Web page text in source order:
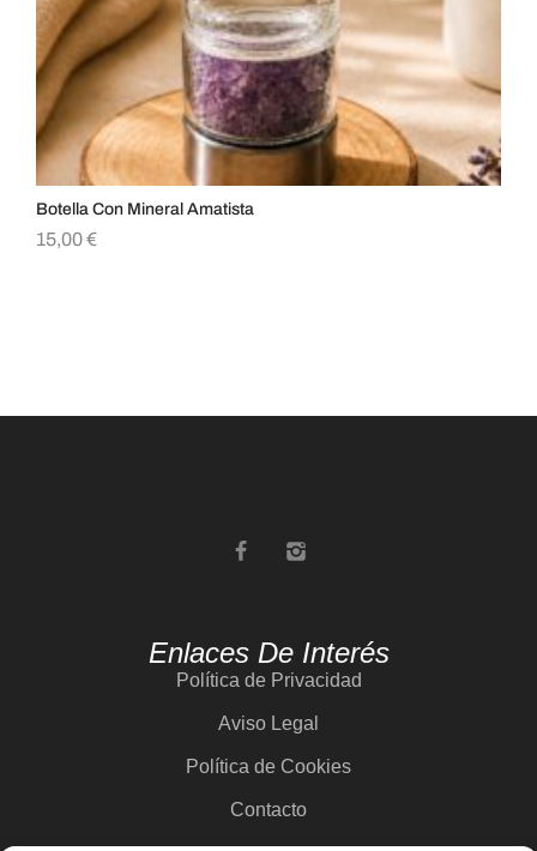
Botella Con Mineral Amatista
15,00€
Enlaces De Interés
Política de Privacidad
Aviso Legal
Política de Cookies
Contacto